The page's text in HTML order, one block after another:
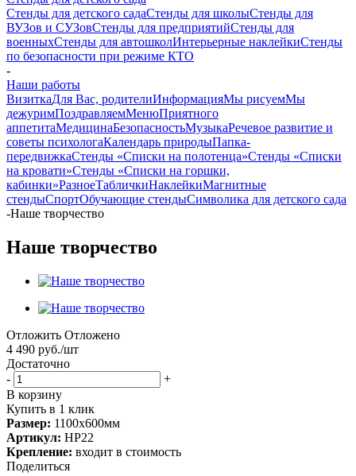
Стенды для детского садаСтенды для школыСтенды для
ВУЗов и СУЗовСтенды для предприятийСтенды для
военныхСтенды для автошколИнтерьерные наклейкиСтенды
по безопасности при режиме КТО
-
Наши работы
ВизиткаДля Вас, родителиИнформацияМы рисуемМы
дежуримПоздравляемМенюПриятного
аппетитаМедицинаБезопасностьМузыкаРечевое развитие и
советы психологаКалендарь природыПапка-
передвижкаСтенды «Списки на полотенца»Стенды «Списки
на кровати»Стенды «Списки на горшки,
кабинки»РазноеТабличкиНаклейкиМагнитные
стендыСпортОбучающие стендыСимволика для детского сада
-Наше творчество
Наше творчество
Отложить Отложено
4 490 руб./шт
Достаточно
-
+
В корзину
Купить в 1 клик
Размер: 1100х600мм
Артикул: НР22
Крепление: входит в стоимость
Поделиться